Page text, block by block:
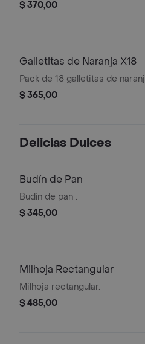
$ 370,00
Galletitas de Naranja X18
Pack de 18 galletitas de
$ 365,00
Delicias Dulces
Budín de Pan
Budín de pan .
$ 345,00
Milhoja Rectangular
Milhoja rectangular.
$ 485,00